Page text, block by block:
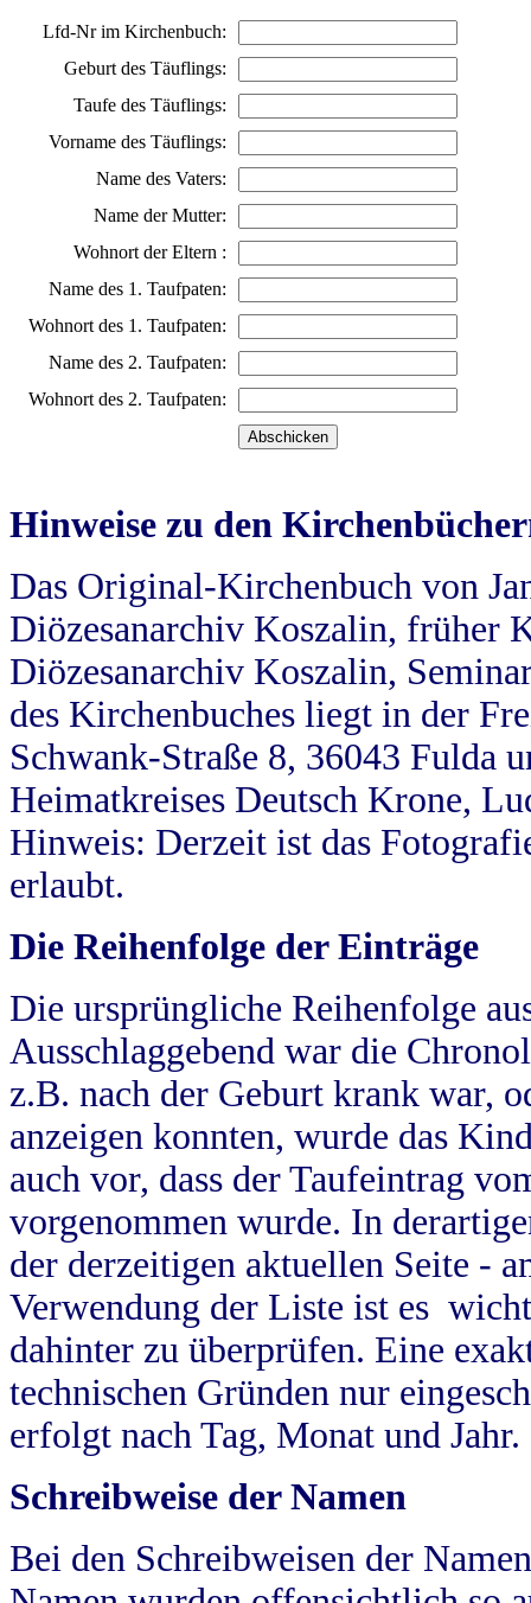
Lfd-Nr im Kirchenbuch:
Geburt des Täuflings:
Taufe des Täuflings:
Vorname des Täuflings:
Name des Vaters:
Name der Mutter:
Wohnort der Eltern :
Name des 1. Taufpaten:
Wohnort des 1. Taufpaten:
Name des 2. Taufpaten:
Wohnort des 2. Taufpaten:
Hinweise zu den
Das Original-Kirchenbuch von
Diözesanarchiv Koszalin, früher
Diözesanarchiv Koszalin,
des Kirchenbuches liegt in der
Schwank-Straße 8, 36043 Fulda
Heimatkreises Deutsch Krone,
Hinweis: Derzeit ist das
erlaubt.
Die Reihenfolge der Einträge
Die ursprüngliche Reihenfolge
Ausschlaggebend war die
z.B. nach der Geburt krank war,
anzeigen konnten, wurde das
auch vor, dass der Taufeintrag
vorgenommen wurde. In
der derzeitigen aktuellen Seite -
Verwendung der Liste ist es
dahinter zu überprüfen. Eine
technischen Gründen nur
erfolgt nach Tag, Monat und Jahr.
Schreibweise der Namen
Bei den Schreibweisen der